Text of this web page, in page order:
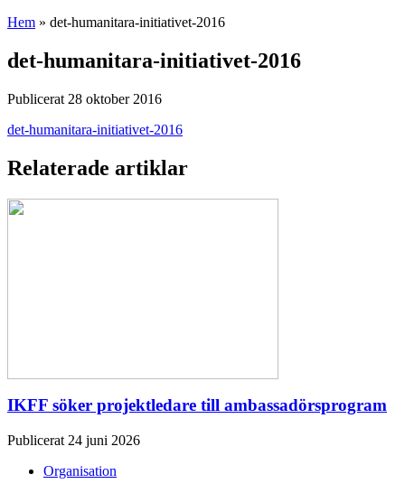
Hem » det-humanitara-initiativet-2016
det-humanitara-initiativet-2016
Publicerat 28 oktober 2016
det-humanitara-initiativet-2016
Relaterade artiklar
IKFF söker projektledare till ambassadörsprogram
Publicerat 24 juni 2026
Organisation